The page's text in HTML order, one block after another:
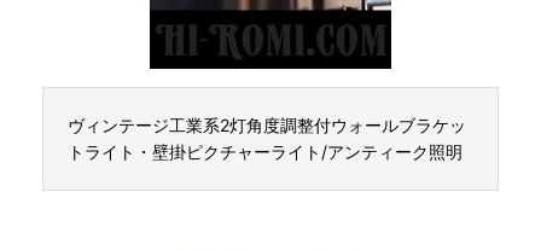
ヴィンテージ工業系2灯角度調整付ウォールブラケッ
トライト・壁掛ピクチャーライト/アンティーク照明